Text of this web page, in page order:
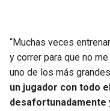
“Muchas veces
y correr para que no
uno de los más
un jugador con todo
desafortunadamente